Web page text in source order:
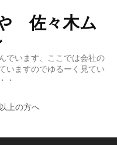
佐々木ム
でいます、ここでは会社の
いますのでゆるーく見てい
・
上の方へ